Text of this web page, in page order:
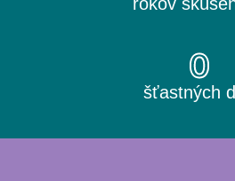
rokov
šťastných
0